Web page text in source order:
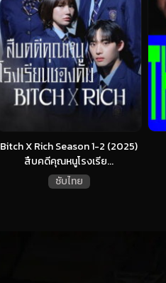
Bitch X Rich Season 1-2 (2025)
สืบคดีคุณหนูโรงเรีย...
ซับไทย